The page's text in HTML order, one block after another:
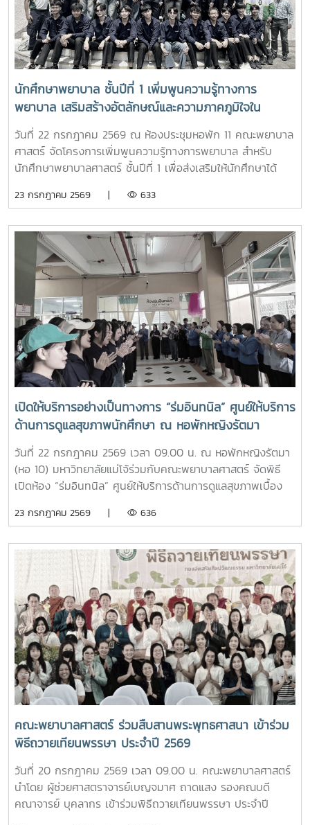
การฝึกงาน เพื่อสร้างแรงบันดาลใจให้กับน้องๆผ่านกิจกรรม
Student Talkช่วงท้ายของกิจกรรม คณะนักเรียนได้เยี่ยมชมห้อง
ปฏิบัติการพยาบาล ตามกิจกรรม “Future Nurse Portfolio”
ทดลองฝึกปฏิบัติทักษะทางการพยาบาลเบื้องต้น อาทิ การวัด
สัญญาณชีพ การช่วยฟื้นคืนชีพ (CPR) การฝึกพันผ้า การฝึก
ทักษะการฉีดยาเบื้องต้นกับหุ่นจำลอง และกายวิพากษ์ โดยมี
อาจารย์และนักศึกษาพยาบาลคอยให้คำแนะนำอย่างใกล้ชิด
บรรยากาศเต็มไปด้วยความอบอุ่น สนุกสนาน เป็นกันเอง
นักเรียนให้ความสนใจเข้าร่วมกิจกรรมเป็นอย่างมาก ตลอดจนซัก
ถามแลกเปลี่ยนความคิดเห็นกับคณาจารย์และรุ่นพี่นักศึกษาใน
เวลาอ่านหนังสือ เป็นต้นอย่างไรก็ตาม การศึกษาดูงานครั้งนี้
แรงบันดาลใจแก่นักเรียนในการก้าวสู่การเป็นบุคลากรทางการ
พยาบาลในอนาคตต่อไป
นักศึกษาพยาบาล ชั้นปีที่ 1 เพิ่มพูนความรู้ทางการ
พยาบาล เสริมสร้างอัตลักษณ์และความภาคภูมิใจใน
สถาบัน ภายใต้รายวิชา แม่โจ้วิถีใหม่
วันที่ 22 กรกฎาคม 2569 ณ ห้องประชุมหอพัก 11 คณะพยาบาล
ศาสตร์ จัดโครงการเพิ่มพูนความรู้ทางการพยาบาล สำหรับ
นักศึกษาพยาบาลศาสตร์ ชั้นปีที่ 1 เพื่อส่งเสริมให้นักศึกษาได้
มหาวิทยาลัย ตลอดจนปลูกฝังความภาคภูมิใจในความเป็น “ลูก
วิถีใหม่ (11701001)ในการนี้ รองศาสตราจารย์ ดร.เทพ พงษ์พา
นิช นายกสภามหาวิทยาลัยแม่โจ้ พร้อมด้วย นายพงษ์พิพัฒน์
ราชจันทร์ หัวหน้างานพัฒนานักศึกษาและศิษย์เก่าสัมพันธ์ ใน
ฐานะอาจารย์ประจำรายวิชา ร่วมให้ความรู้เกี่ยวกับประวัติความ
เป็นมา ปรัชญา และอัตลักษณ์ของมหาวิทยาลัยแม่โจ้ เพื่อสร้าง
ความเข้าใจและความผูกพันต่อสถาบันโอกาสนี้ รองศาสตราจารย์
ดร.เทพ พงษ์พานิช ได้เน้นย้ำให้นักศึกษาเรียนรู้รากเหง้าความ
เป็นแม่โจ้ มีความภาคภูมิใจในสถาบัน มีพลังใจในการศึกษา ยึด
มั่นและดำเนินตามรอยคุณงามความดีของปูชนียบุคคล ประพฤติ
ตนเป็นคนดี มีความรับผิดชอบ ยึดถืออัตลักษณ์ของนักศึกษา
พยาบาลศาสตร์ มหาวิทยาลัยแม่โจ้ ที่ว่า “งามสง่า จิตอาสา
อดทน สู้งาน” เพื่อเติบโตเป็นบัณฑิตพยาบาลที่มีคุณภาพ เป็น
กำลังสำคัญของสังคมในอนาคตพร้อมกันนี้ นายนพกิจ แผ่พร
รักษาการหัวหน้างานหอพักนักศึกษา ได้บรรยายภาพรวมการ
ดำเนินงานของหอพักนักศึกษา พร้อมแนะนำระบบการดูแลและ
การใช้ชีวิตในรั้วมหาวิทยาลัย และ นายวิทชัย สุขเพราะนา หัวหน้า
การอนุรักษ์ศิลปวัฒนธรรม และกิจกรรมส่งเสริมคุณลักษณะอัน
พงษ์พานิช และนายพงษ์พิพัฒน์ ราชจันทร์ ได้นำนักศึกษาเยี่ยม
ชมเส้นทางและสถานที่สำคัญภายในมหาวิทยาลัย อาทิ อนุสาวรีย์
คุณพระช่วงเกษตรศิลปการ เพื่อให้นักศึกษาได้เรียนรู้ประวัติและ
คุณูปการของปูชนียบุคคลผู้มีความสำคัญต่อมหาวิทยาลัย คุณค่า
ทางประวัติศาสตร์และจิตวิญญาณของสถาบันและช่วงบ่าย คณะ
นักศึกษาได้เข้าเยี่ยมชมสำนักฟาร์มมหาวิทยาลัย และสำนักวิจัย
และส่งเสริมวิชาการการเกษตร โดยมี นางสาววัชรินทร์ จันท
วรรณ ให้การต้อนรับ พร้อมบรรยายให้ความรู้เกี่ยวกับการผลิต
และการพัฒนาผลิตภัณฑ์กัญชงเพื่อสุขภาพ รวมทั้งนำเยี่ยมชม
แปลงกัญชง เพื่อเปิดมุมมองด้านงานวิจัยและนวัตกรรมทางการ
เกษตรของมหาวิทยาลัย จากนั้น นักศึกษาได้เดินทางไปศึกษา
แหล่งเรียนรู้อ่างเก็บน้ำห้วยโจ้ พร้อมนั่งรถเยี่ยมชมบริเวณรอบ
คณะและหน่วยงานที่ตั้งอยู่นอกพื้นที่หลักของมหาวิทยาลัย ได้แก่
คณะสัตวศาสตร์และเทคโนโลยี และวิทยาลัยพลังงาน เพื่อเรียนรู้
ศักยภาพและความหลากหลายของศาสตร์ที่มหาวิทยาลัยแม่โจ้เปิด
การเรียนการสอน กิจกรรมตามโครงการดังกล่าว นับว่าเป็นการ
ส่งเสริมการเรียนรู้นอกห้องเรียน สร้างเครือข่ายความร่วมมือ
23 กรกฎาคม 2569 | 633
เปิดให้บริการอย่างเป็นทางการ “ร่มอินทนิล” ศูนย์ให้บริการ
ด้านการดูแลสุขภาพนักศึกษา ณ หอพักหญิงรัตมา
วันที่ 22 กรกฎาคม 2569 เวลา 09.00 น. ณ หอพักหญิงรัตมา
(หอ 10) มหาวิทยาลัยแม่โจ้ร่วมกับคณะพยาบาลศาสตร์ จัดพิธี
เปิดห้อง “ร่มอินทนิล” ศูนย์ให้บริการด้านการดูแลสุขภาพเบื้อง
ดร.เทพ พงษ์พานิช นายกสภามหาวิทยาลัยแม่โจ้ เป็นประธานใน
ศาสตร์ และนักศึกษา เข้าร่วมอย่างพร้อมเพรียงห้อง “ร่ม
อินทนิล” เกิดขึ้นจากความร่วมมือระหว่างมหาวิทยาลัยแม่โจ้และ
คณะพยาบาลศาสตร์ เพื่อเป็นศูนย์ให้บริการด้านการดูแลสุขภาพ
เบื้องต้น การให้คำปรึกษา แนะนำด้านสุขภาพกายและสุขภาพใจ
แก่นักศึกษา เพื่อให้นักศึกษาได้รับการดูแลอย่างทั่วถึง มีสุขภาวะ
ที่ดีทั้งด้านร่างกายและจิตใจ อันจะนำไปสู่การส่งเสริมคุณภาพ
ชีวิต ความปลอดภัย และสวัสดิภาพการใช้ชีวิตภายในมหาวิทยาลัย
โดยจะเปิดให้บริการทุกวัน ตั้งแต่เวลา 17.00-20.00 น.นอกจากนี้
ห้อง “ร่มอินทนิล” ยังเป็นพื้นที่แห่งการเรียนรู้และฝึกปฏิบัติ
วิชาชีพของนักศึกษาพยาบาล ภายใต้การกำกับดูแลของ
คณาจารย์และบุคลากรผู้เชี่ยวชาญ เพื่อให้นักศึกษาได้พัฒนา
ทักษะการดูแลผู้รับบริการจากสถานการณ์จริง ควบคู่ไปกับการ
สร้างประโยชน์แก่สังคมภายในมหาวิทยาลัยอย่างไรก็ตาม การเปิด
ให้บริการห้อง “ร่มอินทนิล” ในครั้งนี้ นับว่าเป็นก้าวสำคัญของ
มหาวิทยาลัย ในการพัฒนาระบบการดูแลสุขภาพของนักศึกษา
อย่างเป็นรูปธรรม สะท้อนถึงความมุ่งมั่นในการสร้างสภาพ
23 กรกฎาคม 2569 | 636
คณะพยาบาลศาสตร์ ร่วมสืบสานพระพุทธศาสนา เข้าร่วม
พิธีถวายเทียนพรรษา ประจำปี 2569
วันที่ 20 กรกฎาคม 2569 เวลา 09.00 น. คณะพยาบาลศาสตร์
นำโดย ผู้ช่วยศาสตราจารย์เบญจมาศ ถาดแสง รองคณบดี
คณาจารย์ บุคลากร เข้าร่วมพิธีถวายเทียนพรรษา ประจำปี